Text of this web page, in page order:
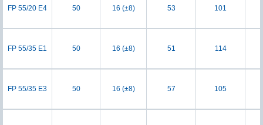
FP 55/20 E4 50 16 (±8) 53 101
FP 55/35 E1 50 16 (±8) 51 114
FP 55/35 E3 50 16 (±8) 57 105